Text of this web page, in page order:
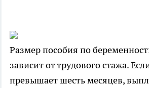
Размер пособия по
зависит от трудового стажа.
превышает шесть месяцев,